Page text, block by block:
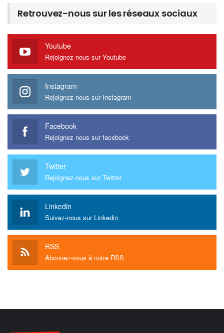
Retrouvez-nous sur les réseaux sociaux
Youtube
Rejoignez-nous sur Youtube
Instagram
Rejoignez-nous sur Instagram
Facebook
Rejoignez nous sur facebook
Twitter
Rejoignez-nous sur Twitter
Linkedin
Suivez-nous sur Linkedin
RSS
Abonnez-vous à notre RSS